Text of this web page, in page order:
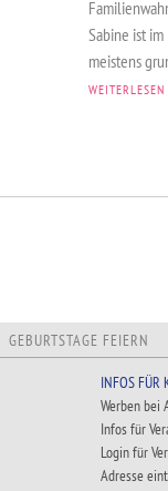
Sabine ist
meistens
WEITERLESEN
GEBURTSTAGE FEIERN
INFOS FÜR
Werben bei
Infos für
Login für
Adresse